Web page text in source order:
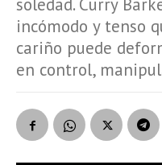
incómodo y tenso
cariño puede
en control,